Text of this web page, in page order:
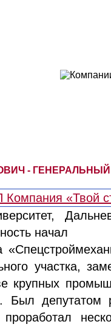
- ГЕНЕРАЛЬНЫЙ
начал
участка,
крупных
Был депутатом